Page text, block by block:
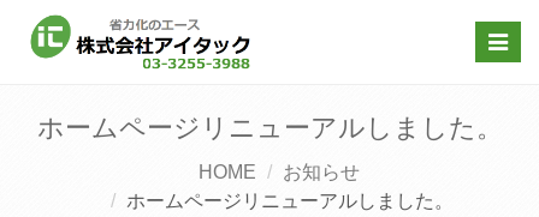
ホームページリニューアルしました。
HOME
お知らせ
ホームページリニューアルしました。